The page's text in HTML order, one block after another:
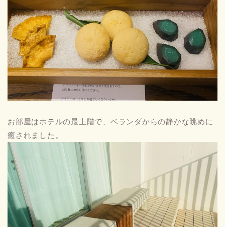
お部屋はホテルの最上階で、ベランダからの静かな眺めに
癒されました。